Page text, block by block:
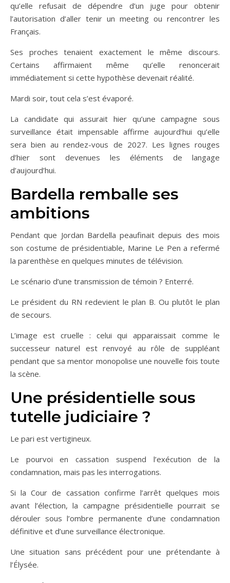
qu’elle refusait de dépendre d’un juge pour obtenir
l’autorisation d’aller tenir un meeting ou rencontrer les
Français.
Ses proches tenaient exactement le même discours.
Certains affirmaient même qu’elle renoncerait
immédiatement si cette hypothèse devenait réalité.
Mardi soir, tout cela s’est évaporé.
La candidate qui assurait hier qu’une campagne sous
surveillance était impensable affirme aujourd’hui qu’elle
sera bien au rendez-vous de 2027. Les lignes rouges
d’hier sont devenues les éléments de langage
d’aujourd’hui.
Bardella remballe ses
ambitions
Pendant que Jordan Bardella peaufinait depuis des mois
son costume de présidentiable, Marine Le Pen a refermé
la parenthèse en quelques minutes de télévision.
Le scénario d’une transmission de témoin ? Enterré.
Le président du RN redevient le plan B. Ou plutôt le plan
de secours.
L’image est cruelle : celui qui apparaissait comme le
successeur naturel est renvoyé au rôle de suppléant
pendant que sa mentor monopolise une nouvelle fois toute
la scène.
Une présidentielle sous
tutelle judiciaire ?
Le pari est vertigineux.
Le pourvoi en cassation suspend l’exécution de la
condamnation, mais pas les interrogations.
Si la Cour de cassation confirme l’arrêt quelques mois
avant l’élection, la campagne présidentielle pourrait se
dérouler sous l’ombre permanente d’une condamnation
définitive et d’une surveillance électronique.
Une situation sans précédent pour une prétendante à
l’Élysée.